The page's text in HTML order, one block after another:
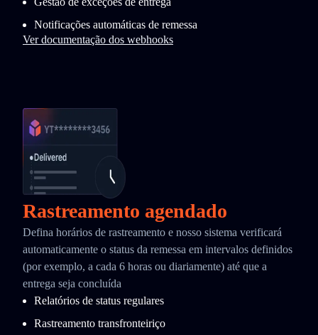
Notificações automáticas de remessa
Ver documentação dos webhooks
Rastreamento agendado
Defina horários de rastreamento e nosso sistema verificará
automaticamente o status da remessa em intervalos definidos
(por exemplo, a cada 6 horas ou diariamente) até que a
entrega seja concluída
Relatórios de status regulares
Rastreamento transfronteiriço